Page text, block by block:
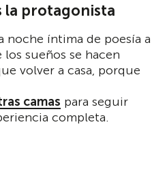
la protagonista
noche íntima de poesía a
sueños se hacen
volver a casa, porque
camas para seguir
completa.